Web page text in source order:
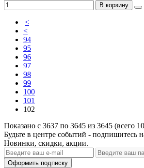
В корзину
|<
<
94
95
96
97
98
99
100
101
102
Показано с 3637 по 3645 из 3645 (всего
Будьте в центре событий - подпишитесь
Новинки, скидки, акции.
Оформить подписку